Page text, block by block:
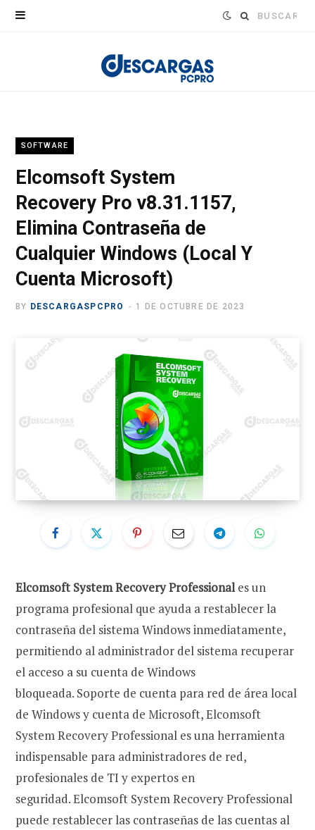
Buscar:
SOFTWARE
Elcomsoft System
Recovery Pro v8.31.1157,
Elimina Contraseña de
Cualquier Windows (Local Y
Cuenta Microsoft)
BY DESCARGASPCPRO 1 DE OCTUBRE DE 2023
Elcomsoft System Recovery Professionales un
programa profesional que ayuda a restablecer la
contraseña del sistema Windows inmediatamente,
permitiendo al administrador del sistema recuperar
el acceso a su cuenta de Windows
bloqueada. Soporte de cuenta para red de área local
de Windows y cuenta de Microsoft, Elcomsoft
System Recovery Professional es una herramienta
indispensable para administradores de red,
profesionales de TI y expertos en
seguridad. Elcomsoft System Recovery Professional
puede restablecer las contraseñas de las cuentas al